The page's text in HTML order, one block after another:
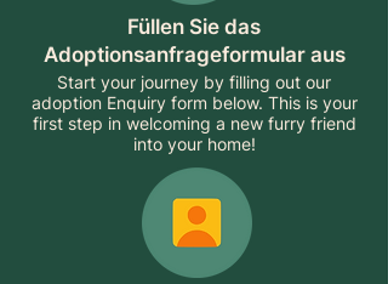
Füllen Sie das
Adoptionsanfrageformular aus
Start your journey by filling out our
adoption Enquiry form below. This is your
first step in welcoming a new furry friend
into your home!